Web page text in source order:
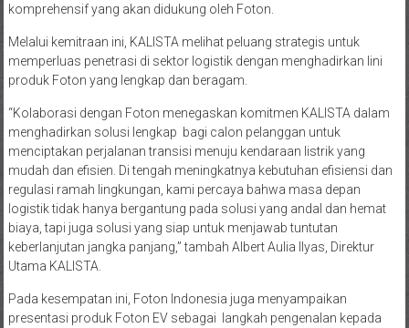
komprehensif yang akan didukung oleh Foton.
Melalui kemitraan ini, KALISTA melihat peluang strategis untuk
memperluas penetrasi di sektor logistik dengan menghadirkan lini
produk Foton yang lengkap dan beragam.
“Kolaborasi dengan Foton menegaskan komitmen KALISTA dalam
menghadirkan solusi lengkap bagi calon pelanggan untuk
menciptakan perjalanan transisi menuju kendaraan listrik yang
mudah dan efisien. Di tengah meningkatnya kebutuhan efisiensi dan
regulasi ramah lingkungan, kami percaya bahwa masa depan
logistik tidak hanya bergantung pada solusi yang andal dan hemat
biaya, tapi juga solusi yang siap untuk menjawab tuntutan
keberlanjutan jangka panjang,” tambah Albert Aulia Ilyas, Direktur
Utama KALISTA.
Pada kesempatan ini, Foton Indonesia juga menyampaikan
presentasi produk Foton EV sebagai langkah pengenalan kepada